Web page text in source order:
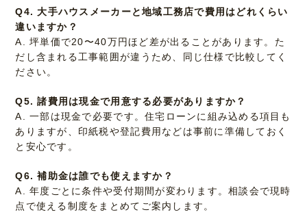
Q4. 大手ハウスメーカーと地域工務店で費用はどれくらい
違いますか？
A. 坪単価で20〜40万円ほど差が出ることがあります。た
だし含まれる工事範囲が違うため、同じ仕様で比較してく
ださい。
Q5. 諸費用は現金で用意する必要がありますか？
A. 一部は現金で必要です。住宅ローンに組み込める項目も
ありますが、印紙税や登記費用などは事前に準備しておく
と安心です。
Q6. 補助金は誰でも使えますか？
A. 年度ごとに条件や受付期間が変わります。相談会で現時
点で使える制度をまとめてご案内します。